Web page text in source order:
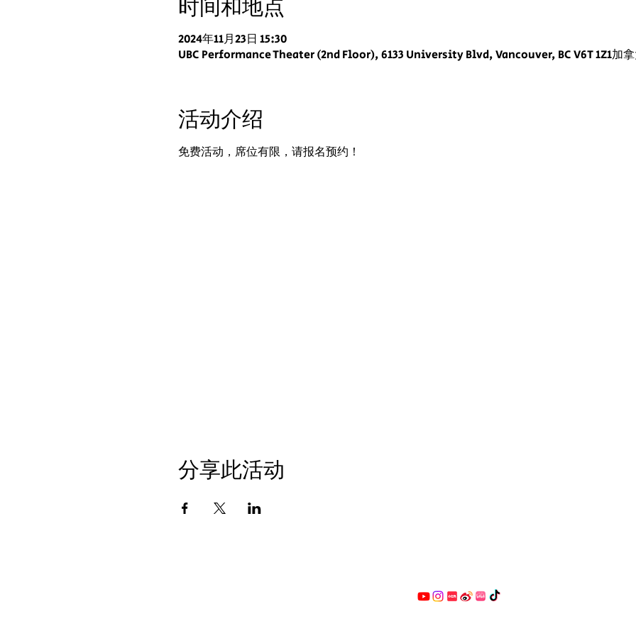
时间和地点
2024年11月23日 15:30
UBC Performance Theater (2nd Floor), 6133 University Blvd, Vancouver, BC V6T 1Z1加
活动介绍
免费活动，席位有限，请报名预约！
分享此活动